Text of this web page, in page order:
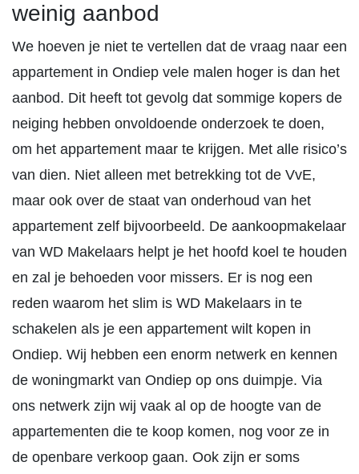
weinig aanbod
We hoeven je niet te vertellen dat de vraag naar een
appartement in Ondiep vele malen hoger is dan het
aanbod. Dit heeft tot gevolg dat sommige kopers de
neiging hebben onvoldoende onderzoek te doen,
om het appartement maar te krijgen. Met alle risico’s
van dien. Niet alleen met betrekking tot de VvE,
maar ook over de staat van onderhoud van het
appartement zelf bijvoorbeeld. De aankoopmakelaar
van WD Makelaars helpt je het hoofd koel te houden
en zal je behoeden voor missers. Er is nog een
reden waarom het slim is WD Makelaars in te
schakelen als je een appartement wilt kopen in
Ondiep. Wij hebben een enorm netwerk en kennen
de woningmarkt van Ondiep op ons duimpje. Via
ons netwerk zijn wij vaak al op de hoogte van de
appartementen die te koop komen, nog voor ze in
de openbare verkoop gaan. Ook zijn er soms